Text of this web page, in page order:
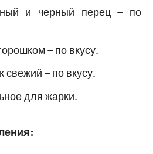
и черный перец – по
– по вкусу.
свежий – по вкусу.
для жарки.